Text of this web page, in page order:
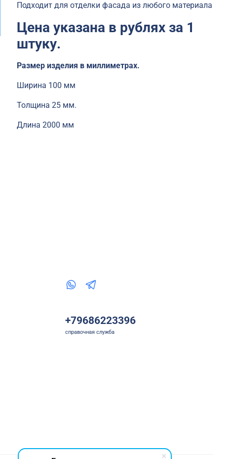
Подходит для отделки фасада из любого материала
Цена указана в рублях за 1
штуку.
Размер изделия в миллиметрах.
Ширина 100 мм
Толщина 25 мм.
Длина 2000 мм
+79686223396
справочная служба